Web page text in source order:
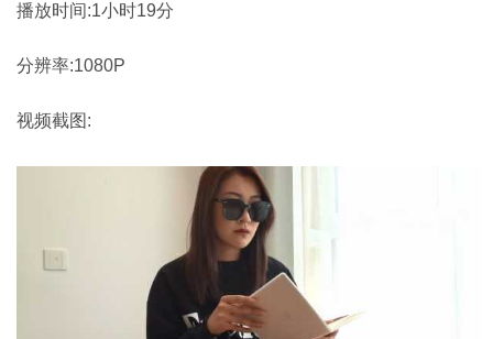
播放时间:1小时19分
分辨率:1080P
视频截图: